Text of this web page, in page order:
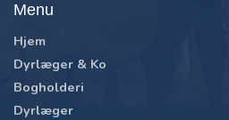
Menu
Hjem
Dyrlæger & Ko
Bogholderi
Dyrlæger